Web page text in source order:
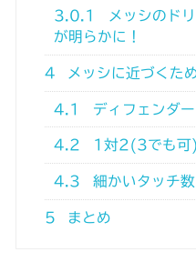
3.0.1
メッシのド
が明らかに！
4 メッシに近づくた
4.1 ディフェンダ
4.2 1対2(3でも可)
4.3 細かいタッチ
5 まとめ